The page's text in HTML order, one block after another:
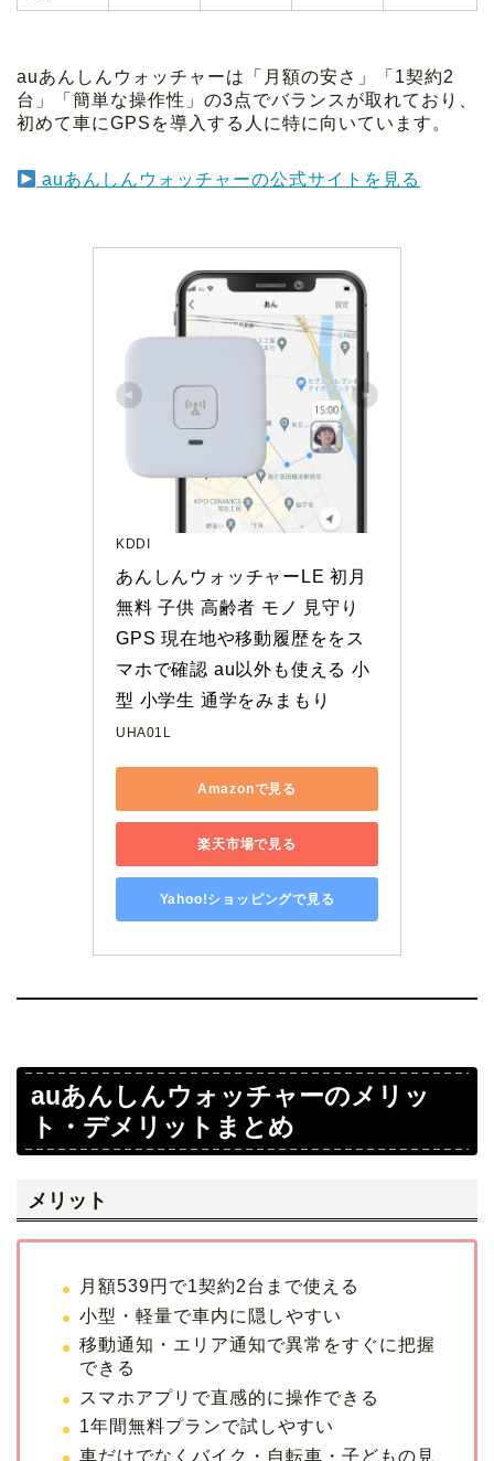
auあんしんウォッチャーは「月額の安さ」「1契約2
台」「簡単な操作性」の3点でバランスが取れており、
初めて車にGPSを導入する人に特に向いています。
auあんしんウォッチャーの公式サイトを見る
KDDI
あんしんウォッチャーLE 初月
無料 子供 高齢者 モノ 見守り
GPS 現在地や移動履歴ををス
マホで確認 au以外も使える 小
型 小学生 通学をみまもり
UHA01L
Amazonで見る
楽天市場で見る
Yahoo!ショッピングで見る
auあんしんウォッチャーのメリッ
ト・デメリットまとめ
メリット
月額539円で1契約2台まで使える
小型・軽量で車内に隠しやすい
移動通知・エリア通知で異常をすぐに把握
できる
スマホアプリで直感的に操作できる
1年間無料プランで試しやすい
車だけでなくバイク・自転車・子どもの見